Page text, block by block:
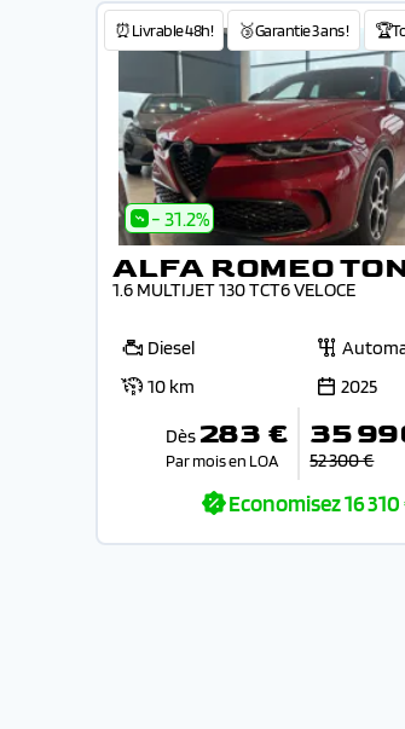
⏰Livrable 48h! 🥉Garantie 3 ans !
- 31.2%
ALFA ROMEO
1.6 MULTIJET 130 TCT6 VELOCE
Diesel
10 km
2025
Dès 283 €
Par mois en LOA
35
52 300 €
Economisez16